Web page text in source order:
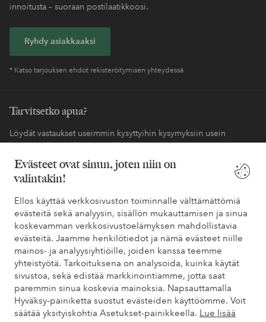
Evästeet ovat sinun, joten niin on
valintakin!
Ellos käyttää verkkosivuston toiminnalle välttämättömiä
evästeitä sekä analyysin, sisällön mukauttamisen ja sinua
koskevamman verkkosivustoelämyksen mahdollistavia
evästeitä. Jaamme henkilötiedot ja nämä evästeet niille
mainos- ja analyysiyhtiöille, joiden kanssa teemme
yhteistyötä. Tarkoituksena on analysoida, kuinka käytät
sivustoa, sekä edistää markkinointiamme, jotta saat
paremmin sinua koskevia mainoksia. Napsauttamalla
Hyväksy-painiketta suostut evästeiden käyttöömme. Voit
säätää yksityiskohtia Asetukset-painikkeella. Lue lisää
innoitusta – suoraan postilaatikkoosi.
Ryhdy asiakkaaksi
* Katso tarjouksen ehdot rekisteröitymisen yhteydessä
Tarvitsetko apua?
Löydät vastaukset useimmin kysyttyihin kysymyksiin usein
kysytyistä kysymyksistä. Löydät myös tietoa siitä, miten voit ottaa
meihin yhteyttä.
Omat sivut
Tietoa Elloksesta
Palvelumme